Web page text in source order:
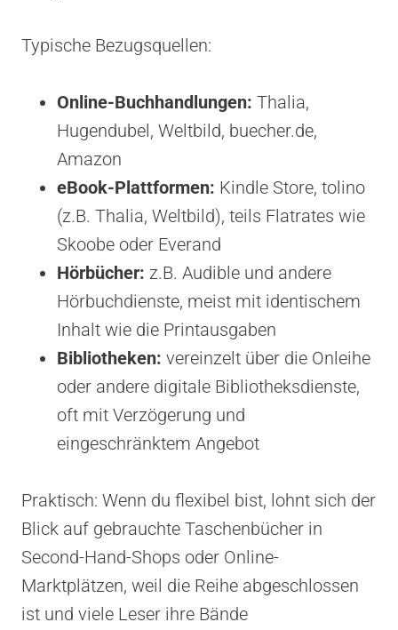
Typische Bezugsquellen:
Online-Buchhandlungen: Thalia,
Hugendubel, Weltbild, buecher.de,
Amazon
eBook-Plattformen: Kindle Store, tolino
(z.B. Thalia, Weltbild), teils Flatrates wie
Skoobe oder Everand
Hörbücher: z.B. Audible und andere
Hörbuchdienste, meist mit identischem
Inhalt wie die Printausgaben
Bibliotheken: vereinzelt über die Onleihe
oder andere digitale Bibliotheksdienste,
oft mit Verzögerung und
eingeschränktem Angebot
Praktisch: Wenn du flexibel bist, lohnt sich der
Blick auf gebrauchte Taschenbücher in
Second-Hand-Shops oder Online-
Marktplätzen, weil die Reihe abgeschlossen
ist und viele Leser ihre Bände